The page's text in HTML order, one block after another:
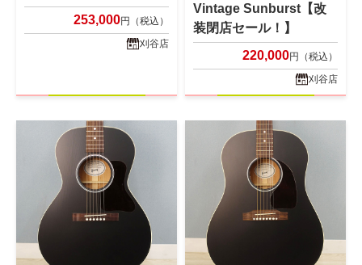
253,000円（税込）
刈谷店
Vintage Sunburst【改
装閉店セール！】
220,000円（税込）
刈谷店